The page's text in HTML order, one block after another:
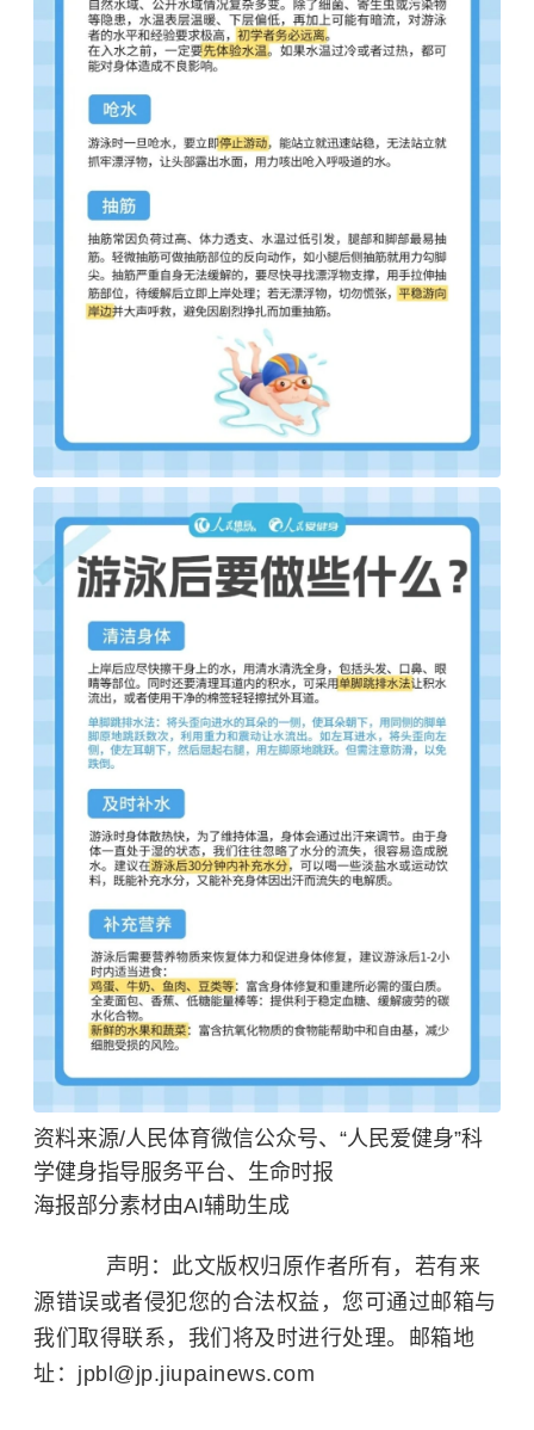
资料来源/人民体育微信公众号、“人民爱健身”科
学健身指导服务平台、生命时报
海报部分素材由AI辅助生成
声明：此文版权归原作者所有，若有来
源错误或者侵犯您的合法权益，您可通过邮箱与
我们取得联系，我们将及时进行处理。邮箱地
址：jpbl@jp.jiupainews.com